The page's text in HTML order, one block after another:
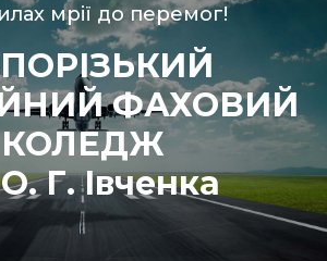
мрії до перемог!
ФАХОВИЙ
КОЛЕДЖ
Г. Івченка